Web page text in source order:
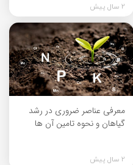
2 سال پیش
معرفی عناصر ضروری در رشد
گیاهان و نحوه تامین آن ها
2 سال پیش